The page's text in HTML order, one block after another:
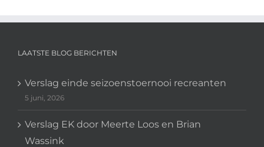
LAATSTE BLOG BERICHTEN
Verslag einde seizoenstoernooi recreanten
5 juni, 2026
Verslag EK door Meerte Loos en Brian
Wassink